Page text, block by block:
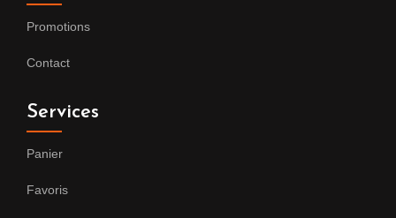
Promotions
Contact
Services
Panier
Favoris